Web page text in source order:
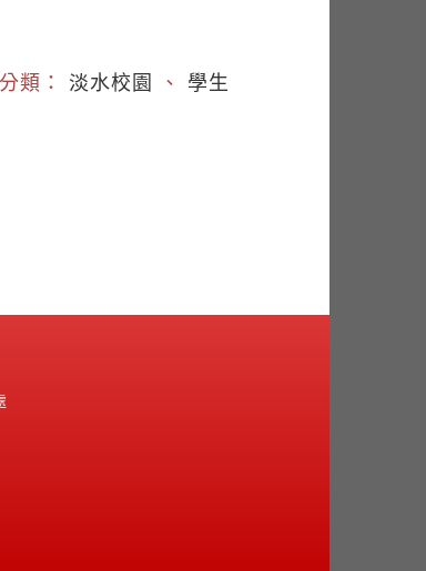
分類： 淡水校園 、 學生